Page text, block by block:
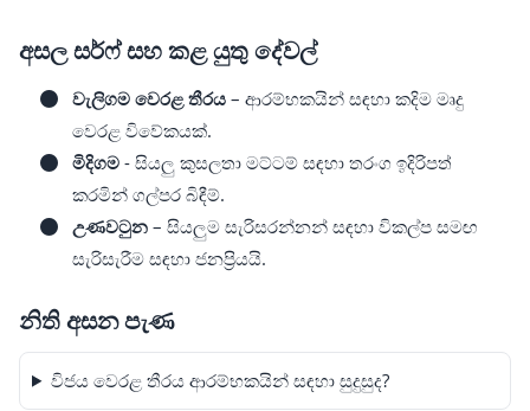
අසල සර්ෆ් සහ කළ යුතු දේවල්
වැලිගම වෙරළ තීරය – ආරම්භකයින් සඳහා කදිම මෘදු
වෙරළ විවේකයක්.
මිදිගම - සියලු කුසලතා මට්ටම් සඳහා තරංග ඉදිරිපත්
කරමින් ගල්පර බිඳීම්.
උණවටුන – සියලුම සැරිසරන්නන් සඳහා විකල්ප සමඟ
සැරිසැරීම සඳහා ජනප්‍රියයි.
නිති අසන පැණ
විජය වෙරළ තීරය ආරම්භකයින් සඳහා සුදුසුද?